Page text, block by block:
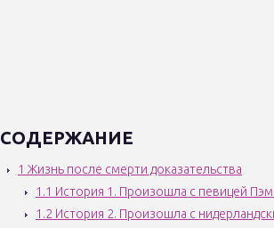
СОДЕРЖАНИЕ
1 Жизнь после смерти доказательства
1.1 История 1. Произошла с певицей
1.2 История 2. Произошла с